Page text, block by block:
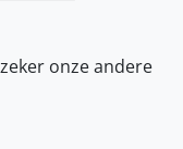
onzeandere